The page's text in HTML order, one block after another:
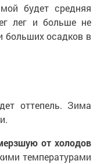
будет средняя
лег и больше не
больших осадков в
оттепель. Зима
от холодов
температурами